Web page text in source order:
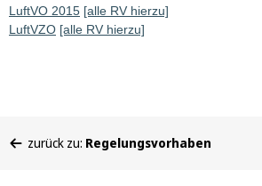
LuftVO 2015 [alle RV hierzu]
LuftVZO [alle RV hierzu]
befinden
zurück zu: Regelungsvorhaben